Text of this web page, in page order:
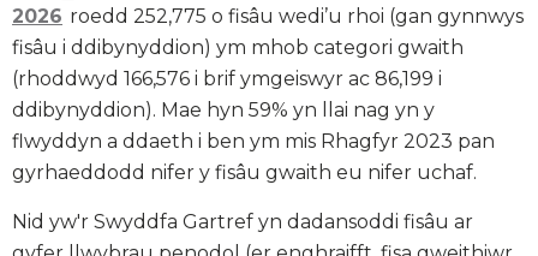
2026 roedd 252,775 o fisâu wedi’u rhoi (gan gynnwys
fisâu i ddibynyddion) ym mhob categori gwaith
(rhoddwyd 166,576 i brif ymgeiswyr ac 86,199 i
ddibynyddion). Mae hyn 59% yn llai nag yn y
flwyddyn a ddaeth i ben ym mis Rhagfyr 2023 pan
gyrhaeddodd nifer y fisâu gwaith eu nifer uchaf.
Nid yw'r Swyddfa Gartref yn dadansoddi fisâu ar